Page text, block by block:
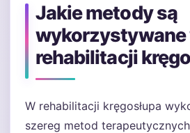
Jakie metody są
wykorzystywane
rehabilitacji
W rehabilitacji kręgosłupa
szereg metod